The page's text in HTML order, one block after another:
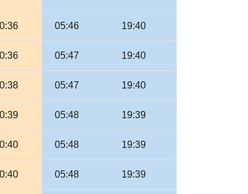
05:46 19:40
05:47 19:40
05:47 19:40
05:48 19:39
05:48 19:39
05:48 19:39